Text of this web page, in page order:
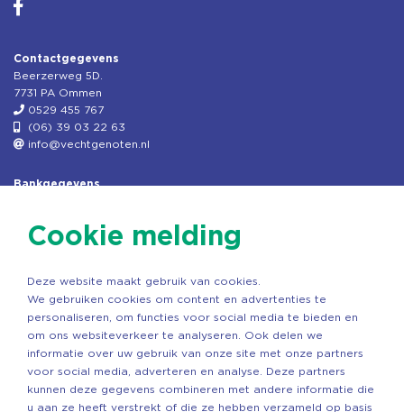
Contactgegevens
Beerzerweg 5D.
7731 PA Ommen
0529 455 767
(06) 39 03 22 63
info@vechtgenoten.nl
Bankgegevens
Rek.nr: NL85RABO0127579230
Copyright ©2026 Vechtgenoten
Cookie melding
Deze website maakt gebruik van cookies.
We gebruiken cookies om content en advertenties te
personaliseren, om functies voor social media te bieden en
om ons websiteverkeer te analyseren. Ook delen we
informatie over uw gebruik van onze site met onze partners
voor social media, adverteren en analyse. Deze partners
kunnen deze gegevens combineren met andere informatie die
u aan ze heeft verstrekt of die ze hebben verzameld op basis